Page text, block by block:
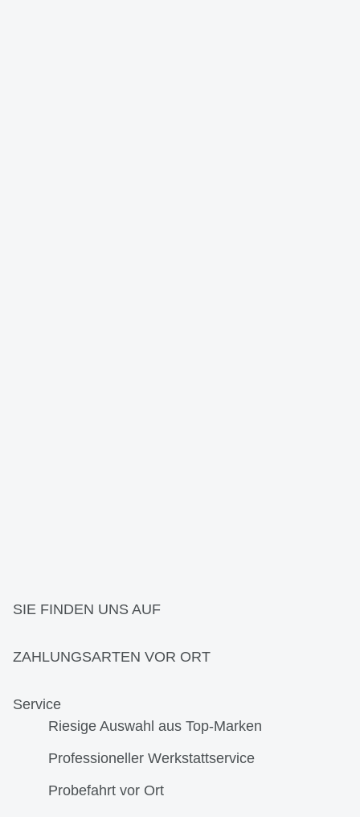
SIE FINDEN UNS AUF
ZAHLUNGSARTEN VOR ORT
Service
Riesige Auswahl aus Top-Marken
Professioneller Werkstattservice
Probefahrt vor Ort